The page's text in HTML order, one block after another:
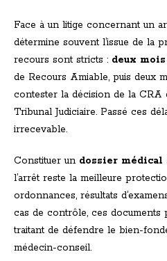
Face à un litige concernant un
détermine souvent l’issue de la
recours sont stricts : deux mois
de Recours Amiable, puis deux
contester la décision de la CRA
Tribunal Judiciaire. Passé ces
irrecevable.
Constituer un dossier médical
l’arrêt reste la meilleure
ordonnances, résultats
cas de contrôle, ces documents
traitant de défendre le bien-
médecin-conseil.